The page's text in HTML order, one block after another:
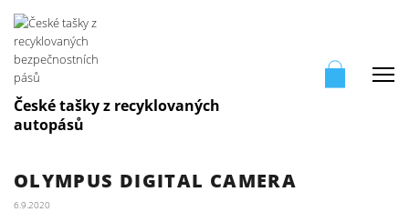
České tašky z recyklovaných
autopásů
OLYMPUS DIGITAL CAMERA
6.9.2020